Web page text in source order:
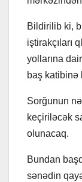
Bildirilib ki,
iştirakçıları
yollarına
baş katibinə
Sorğunun
keçiriləcək
olunacaq.
Bundan
sənədin